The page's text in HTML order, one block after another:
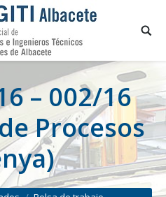
– 002/16
Procesos